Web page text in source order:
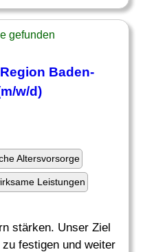
gefunden
Baden-
w/d)
Altersvorsorge
Leistungen
stärken. Unser Ziel
festigen und weiter